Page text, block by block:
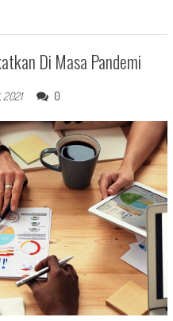
Di Masa Pandemi
2021 0